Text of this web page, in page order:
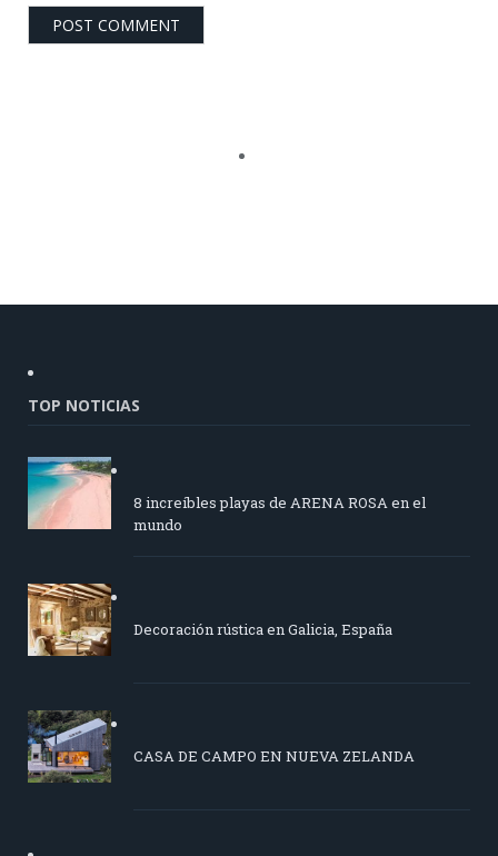
TOP NOTICIAS
8 increíbles playas de ARENA ROSA en el
mundo
Decoración rústica en Galicia, España
CASA DE CAMPO EN NUEVA ZELANDA